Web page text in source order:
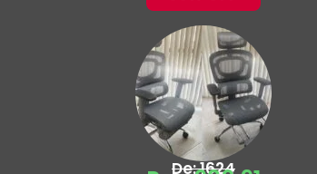
De: 1624